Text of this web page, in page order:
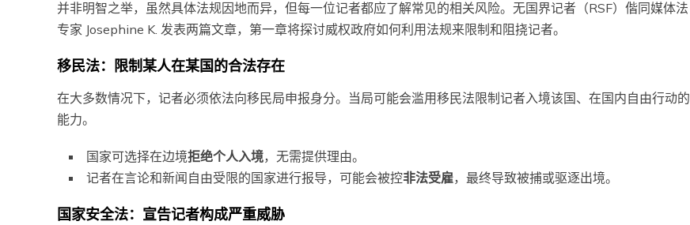
并非明智之举，虽然具体法规因地而异，但每一位记者都应了解常见的相关风险。无国界记者（RSF）偕同媒体法
专家 Josephine K. 发表两篇文章，第一章将探讨威权政府如何利用法规来限制和阻挠记者。
移民法：限制某人在某国的合法存在
在大多数情况下，记者必须依法向移民局申报身分。当局可能会滥用移民法限制记者入境该国、在国内自由行动的
能力。
国家可选择在边境拒绝个人入境，无需提供理由。
记者在言论和新闻自由受限的国家进行报导，可能会被控非法受雇，最终导致被捕或驱逐出境。
国家安全法：宣告记者构成严重威胁